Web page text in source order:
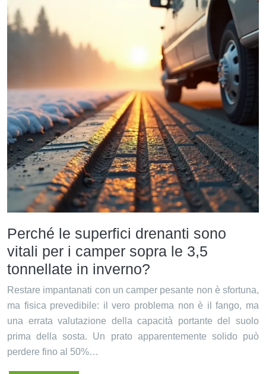
Perché le superfici drenanti sono
vitali per i camper sopra le 3,5
tonnellate in inverno?
Restare impantanati con un camper pesante non è sfortuna,
ma fisica prevedibile: il vero problema non è il fango, ma
una errata valutazione della capacità portante del suolo
prima della sosta. Un prato apparentemente solido può
perdere fino al 50%…